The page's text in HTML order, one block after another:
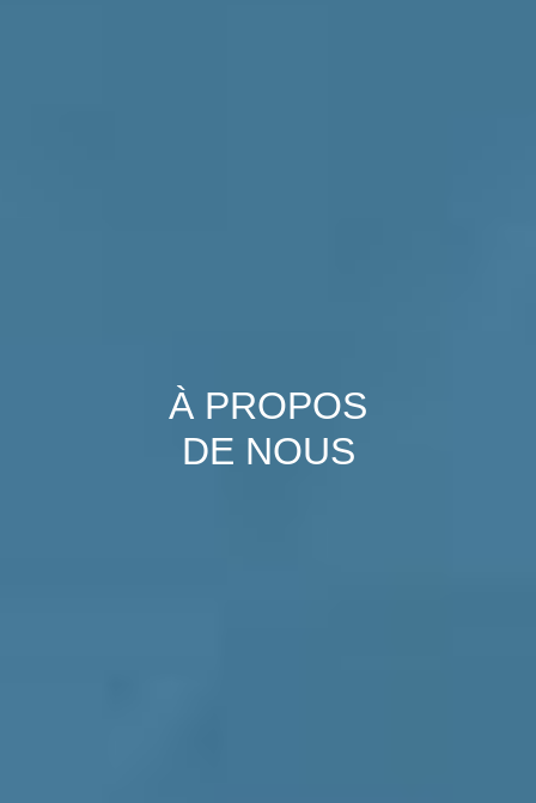
À PROPOS
DE NOUS